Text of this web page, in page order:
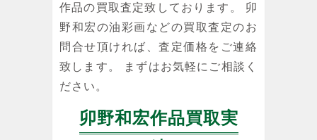
作品の買取査定致しております。 卯
野和宏の油彩画などの買取査定のお
問合せ頂ければ、査定価格をご連絡
致します。 まずはお気軽にご相談く
ださい。
卯野和宏作品買取実